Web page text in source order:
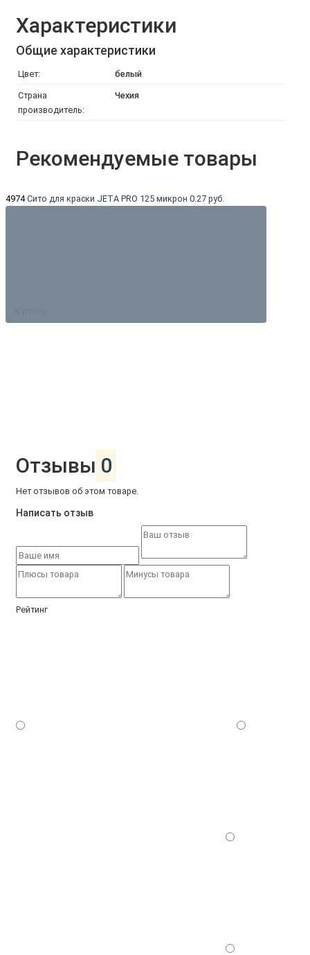
Характеристики
Общие характеристики
Цвет: белый
Страна
производитель:
Чехия
Рекомендуемые товары
4974 Сито для краски JETA PRO 125 микрон 0.27 руб.
Отзывы 0
Нет отзывов об этом товаре.
Написать отзыв
Рейтинг